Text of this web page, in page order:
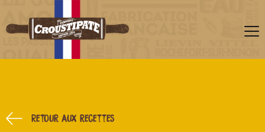
Retour aux recettes